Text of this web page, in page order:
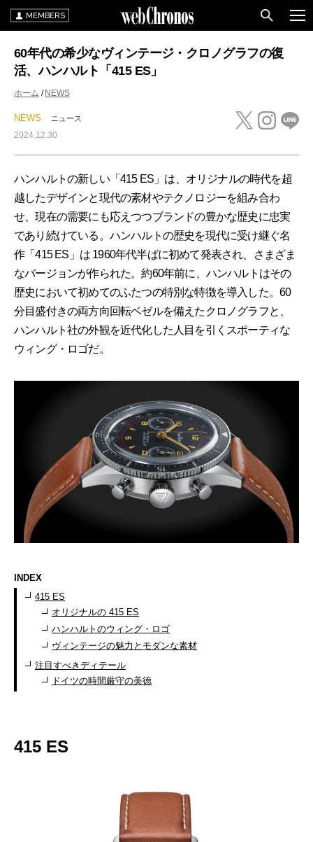
MEMBERS
60年代の希少なヴィンテージ・クロノグラフの復
活、ハンハルト「415 ES」
ホーム NEWS
NEWS ニュース
2024.12.30
ハンハルトの新しい「415 ES」は、オリジナルの時代を超
越したデザインと現代の素材やテクノロジーを組み合わ
せ、現在の需要にも応えつつブランドの豊かな歴史に忠実
であり続けている。ハンハルトの歴史を現代に受け継ぐ名
作「415 ES」は 1960年代半ばに初めて発表され、さまざま
なバージョンが作られた。約60年前に、ハンハルトはその
歴史において初めてのふたつの特別な特徴を導入した。60
分目盛付きの両方向回転ベゼルを備えたクロノグラフと、
ハンハルト社の外観を近代化した人目を引くスポーティな
ウィング・ロゴだ。
INDEX
415 ES
オリジナルの 415 ES
ハンハルトのウィング・ロゴ
ヴィンテージの魅力とモダンな素材
注目すべきディテール
ドイツの時間厳守の美徳
415 ES